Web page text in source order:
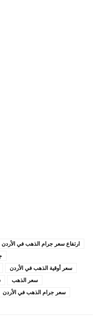
ارتفاع سعر جرام الذهب في الأردن
سعر أوقية الذهب في الأردن
سعر الذهب
سعر جرام الذهب في الأردن